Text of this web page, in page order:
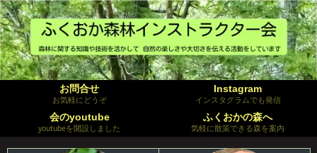
お問合せ
お気軽にどうぞ
Instagram
インスタグラムでも発信
会のyoutube
youtubeを開設しました
ふくおかの森へ
気軽に散策できる森を案内